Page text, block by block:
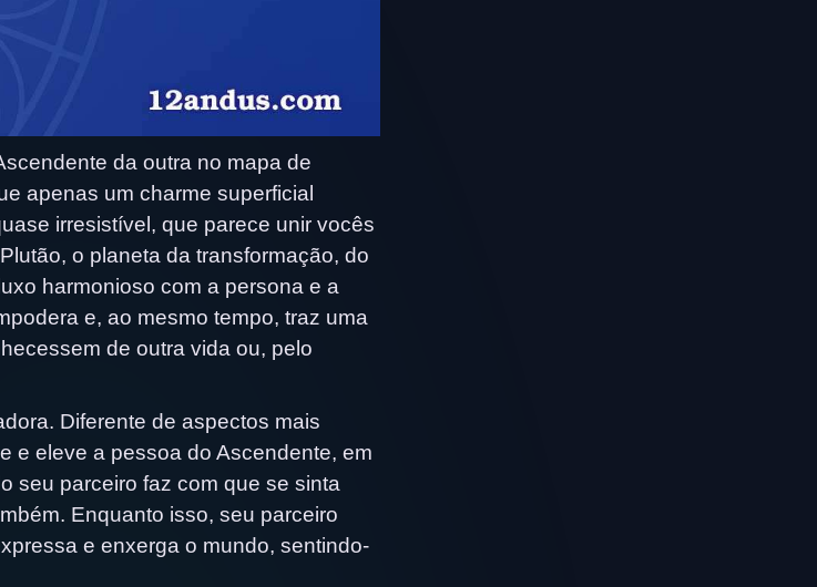
da outra no mapa de
apenas um charme superficial
irresistível, que parece unir vocês
o planeta da transformação, do
harmonioso com a persona e a
e, ao mesmo tempo, traz uma
de outra vida ou, pelo
Diferente de aspectos mais
e eleve a pessoa do Ascendente, em
seu parceiro faz com que se sinta
Enquanto isso, seu parceiro
e enxerga o mundo, sentindo-